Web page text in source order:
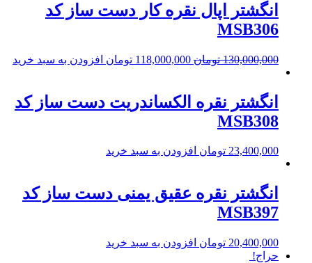
انگشتر اپال نقره کار دست ساز کد
MSB306
130,000,000 تومان 118,000,000 تومان افزودن به سبد خرید
انگشتر نقره الکساندریت دست ساز کد
MSB308
23,400,000 تومان افزودن به سبد خرید
انگشتر نقره عقیق یمنی دست ساز کد
MSB397
20,400,000 تومان افزودن به سبد خرید
حراج!